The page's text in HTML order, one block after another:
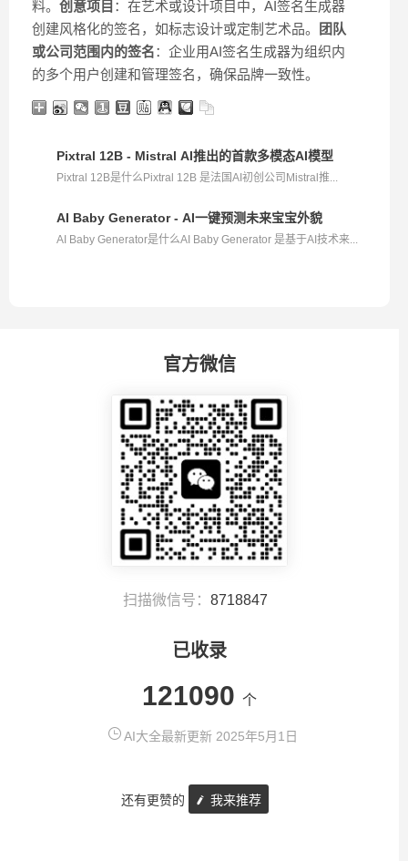
料。 创意项目 ：在艺术或设计项目中，AI签名生成器
创建风格化的签名，如标志设计或定制艺术品。
团队
或公司范围内的签名：企业用AI签名生成器为组织内
的多个用户创建和管理签名，确保品牌一致性。
Pixtral 12B - Mistral AI推出的首款多模态AI模型
Pixtral 12B是什么Pixtral 12B 是法国AI初创公司Mistral推...
AI Baby Generator - AI一键预测未来宝宝外貌
AI Baby Generator是什么AI Baby Generator 是基于AI技术来...
官方微信
扫描微信号： 8718847
已收录
121090 个
AI大全最新更新 2025年5月1日
还有更赞的 我来推荐